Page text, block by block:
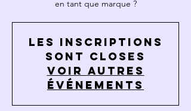
en tant que marque ?
Les inscriptions
sont closes
Voir autres
événements